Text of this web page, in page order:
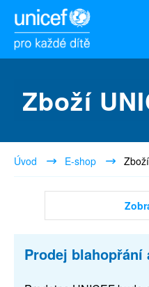
Zboží
Úvod E-shop
Prodej blahopřání